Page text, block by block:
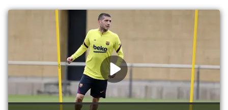
Barça Cafe
Ciutat Esportiva
La Masia
plusicon
Servicios
Servicios Médicos
Accesibilidad
plusicon
Acreditaciones
Instalaciones
SUB9 B
SUB8 A
SUB8 B
Historia
Palmarés
Clasificaciones
Jugadores
Fotos
Historia
Resultados
Clasificaciones
Jugadores
Fotos
Juvenil
Cadete A
Cadete B
Infantil A
Primer equipo
plusicon
Actualidad
Calendario
Entradas
Barça Atlètic
plusicon
Actualidad
Calendario
Base
plusicon
Actualidad
Campus Verano